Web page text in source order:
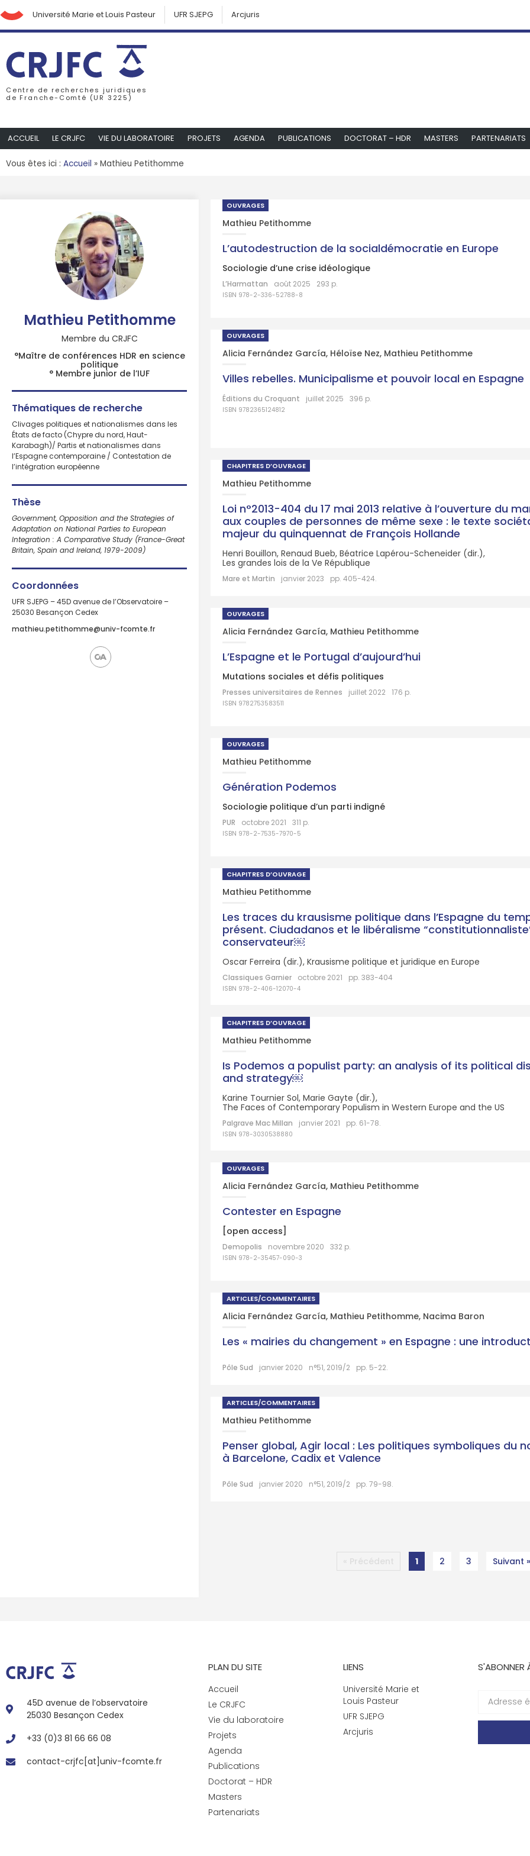
Université Marie et Louis Pasteur UFR SJEPG Arcjuris
Centre de recherches juridiques
de Franche-Comté (UR 3225)
ACCUEIL LE CRJFC VIE DU LABORATOIRE PROJETS AGENDA PUBLICATIONS DOCTORAT – HDR MASTERS PARTENARIATS
Vous êtes ici : Accueil » Mathieu Petithomme
Mathieu Petithomme
Membre du CRJFC
°Maître de conférences HDR en science
politique
° Membre junior de l’IUF
Thématiques de recherche
Clivages politiques et nationalismes dans les
États de facto (Chypre du nord, Haut-
Karabagh)/ Partis et nationalismes dans
l’Espagne contemporaine / Contestation de
l’intégration européenne
Thèse
Government, Opposition and the Strategies of
Adaptation on National Parties to European
Integration : A Comparative Study (France-Great
Britain, Spain and Ireland, 1979-2009)
Coordonnées
UFR SJEPG – 45D avenue de l’Observatoire –
25030 Besançon Cedex
mathieu.petithomme@univ-fcomte.fr
OUVRAGES
Mathieu Petithomme
L’autodestruction de la socialdémocratie en Europe
Sociologie d’une crise idéologique
L’Harmattan août 2025 293 p.
ISBN 978-2-336-52788-8
OUVRAGES
Alicia Fernández García, Héloïse Nez, Mathieu Petithomme
Villes rebelles. Municipalisme et pouvoir local en Espagne
Éditions du Croquant juillet 2025 396 p.
ISBN 9782365124812
CHAPITRES D’OUVRAGE
Mathieu Petithomme
Loi n°2013-404 du 17 mai 2013 relative à l’ouverture du
aux couples de personnes de même sexe : le texte
majeur du quinquennat de François Hollande
Henri Bouillon, Renaud Bueb, Béatrice Lapérou-Scheneider (dir.),
Les grandes lois de la Ve République
Mare et Martin janvier 2023 pp. 405-424.
OUVRAGES
Alicia Fernández García, Mathieu Petithomme
L’Espagne et le Portugal d’aujourd’hui
Mutations sociales et défis politiques
Presses universitaires de Rennes juillet 2022 176 p.
ISBN 9782753583511
OUVRAGES
Mathieu Petithomme
Génération Podemos
Sociologie politique d’un parti indigné
PUR octobre 2021 311 p.
ISBN 978-2-7535-7970-5
CHAPITRES D’OUVRAGE
Mathieu Petithomme
Les traces du krausisme politique dans l’Espagne du
présent. Ciudadanos et le libéralisme
conservateur￼
Oscar Ferreira (dir.), Krausisme politique et juridique en Europe
Classiques Garnier octobre 2021 pp. 383-404
ISBN 978-2-406-12070-4
CHAPITRES D’OUVRAGE
Mathieu Petithomme
Is Podemos a populist party: an analysis of its political
and strategy￼
Karine Tournier Sol, Marie Gayte (dir.),
The Faces of Contemporary Populism in Western Europe and the US
Palgrave Mac Millan janvier 2021 pp. 61-78.
ISBN 978-3030538880
OUVRAGES
Alicia Fernández García, Mathieu Petithomme
Contester en Espagne
[open access]
Demopolis novembre 2020 332 p.
ISBN 978-2-35457-090-3
ARTICLES/COMMENTAIRES
Alicia Fernández García, Mathieu Petithomme, Nacima Baron
Les « mairies du changement » en Espagne : une
Pôle Sud janvier 2020 n°51, 2019/2 pp. 5-22.
ARTICLES/COMMENTAIRES
Mathieu Petithomme
Penser global, Agir local : Les politiques symboliques du
à Barcelone, Cadix et Valence
Pôle Sud janvier 2020 n°51, 2019/2 pp. 79-98.
1 2 3 Suivant »
45D avenue de l’observatoire
25030 Besançon Cedex
+33 (0)3 81 66 66 08
contact-crjfc[at]univ-fcomte.fr
PLAN DU SITE
Accueil
Le CRJFC
Vie du laboratoire
Projets
Agenda
Publications
Doctorat – HDR
Masters
Partenariats
LIENS
Université Marie et
Louis Pasteur
UFR SJEPG
Arcjuris
S'ABONNER